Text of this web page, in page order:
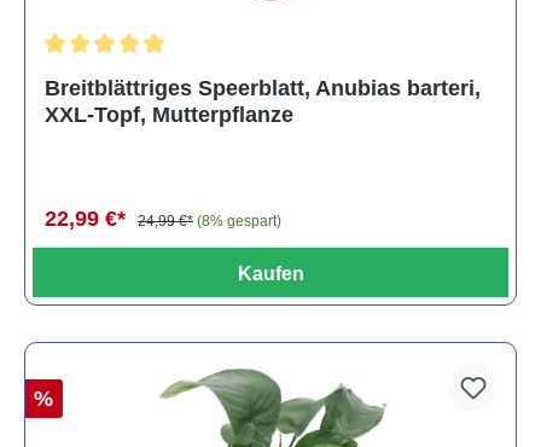
Breitblättriges Speerblatt, Anubias barteri,
XXL-Topf, Mutterpflanze
22,99 €* 24,99 €* (8% gespart)
Kaufen
%